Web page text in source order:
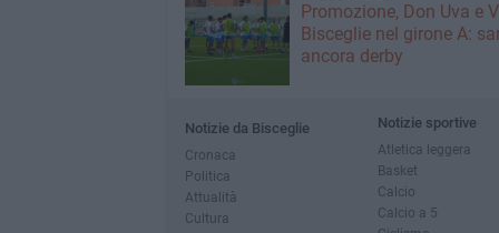
Promozione, Don Uva e
Bisceglie nel girone A:
ancora derby
Notizie da Bisceglie
Cronaca
Politica
Attualità
Cultura
Notizie sportive
Atletica leggera
Basket
Calcio
Calcio a 5